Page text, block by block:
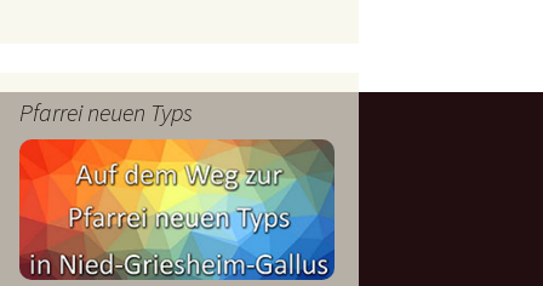
trifft-Franziskus
Wochenwort
Pfarrei neuen Typs